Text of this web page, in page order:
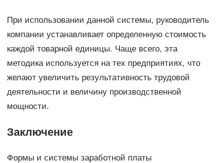
При использовании данной системы, руководитель
компании устанавливает определенную стоимость
каждой товарной единицы. Чаще всего, эта
методика используется на тех предприятиях, что
желают увеличить результативность трудовой
деятельности и величину производственной
мощности.
Заключение
Формы и системы заработной платы